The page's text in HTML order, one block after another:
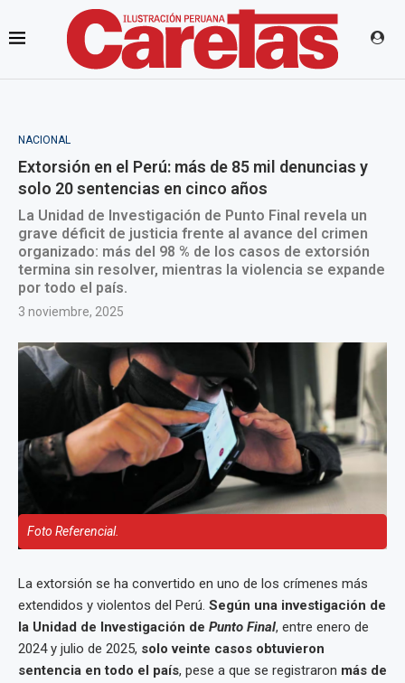
NACIONAL
Extorsión en el Perú: más de 85 mil denuncias y
solo 20 sentencias en cinco años
La Unidad de Investigación de Punto Final revela un
grave déficit de justicia frente al avance del crimen
organizado: más del 98 % de los casos de extorsión
termina sin resolver, mientras la violencia se expande
por todo el país.
3 noviembre, 2025
Foto Referencial.
La extorsión se ha convertido en uno de los crímenes más
extendidos y violentos del Perú. Según una investigación de
la Unidad de Investigación de Punto Final, entre enero de
2024 y julio de 2025, solo veinte casos obtuvieron
sentencia en todo el país, pese a que se registraron más de